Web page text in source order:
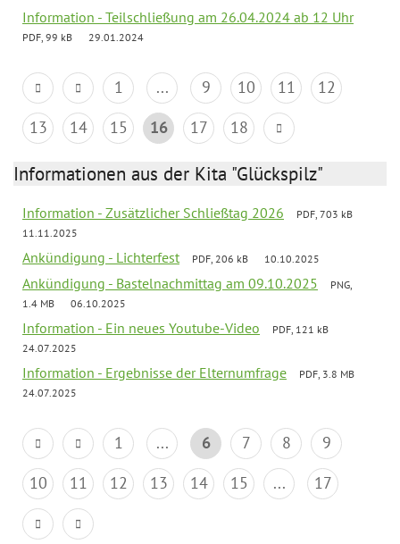
Information - Teilschließung am 26.04.2024 ab 12 Uhr
PDF, 99 kB 29.01.2024
1 ... 9 10 11
12
13
14 15 16 17 18
Informationen aus der Kita "Glückspilz"
Information - Zusätzlicher Schließtag 2026
PDF, 703 kB
11.11.2025
Ankündigung - Lichterfest PDF, 206 kB 10.10.2025
Ankündigung - Bastelnachmittag am 09.10.2025
PNG,
1.4 MB
06.10.2025
Information - Ein neues Youtube-Video
PDF, 121 kB
24.07.2025
Information - Ergebnisse der Elternumfrage
PDF, 3.8 MB
24.07.2025
1 ... 6 7 8
9
10
11 12 13 14 15 ... 17